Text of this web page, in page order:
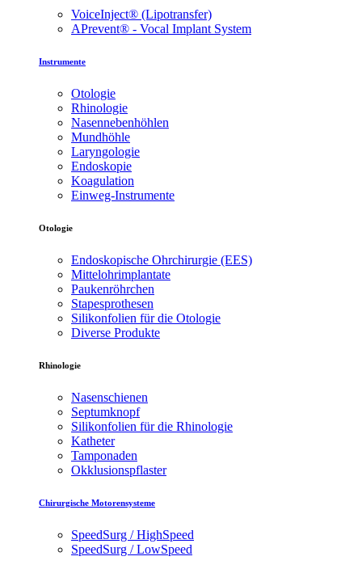
VoiceInject® (Lipotransfer)
APrevent® - Vocal Implant System
Instrumente
Otologie
Rhinologie
Nasennebenhöhlen
Mundhöhle
Laryngologie
Endoskopie
Koagulation
Einweg-Instrumente
Otologie
Endoskopische Ohrchirurgie (EES)
Mittelohrimplantate
Paukenröhrchen
Stapesprothesen
Silikonfolien für die Otologie
Diverse Produkte
Rhinologie
Nasenschienen
Septumknopf
Silikonfolien für die Rhinologie
Katheter
Tamponaden
Okklusionspflaster
Chirurgische Motorensysteme
SpeedSurg / HighSpeed
SpeedSurg / LowSpeed